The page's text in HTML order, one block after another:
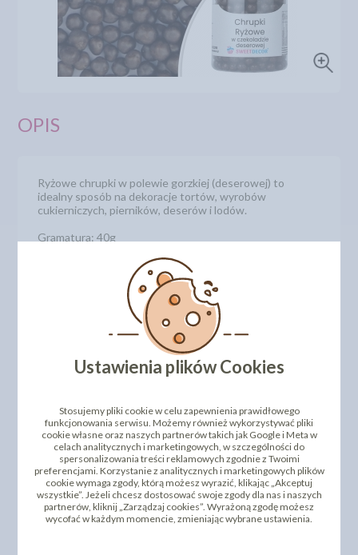
OPIS
Ryżowe chrupki w polewie gorzkiej (deserowej) to
idealny sposób na dekoracje tortów, wyrobów
cukierniczych, pierników, deserów i lodów.
Gramatura: 40g
Kod kreskowy / EAN: 5906742627749
DODAJ SWOJĄ OPINIĘ
PRODUKTY PODOBNE
INNI KLIENCI KUPILI TEŻ
Ustawienia plików Cookies
Stosujemy pliki cookie w celu zapewnienia prawidłowego
funkcjonowania serwisu. Możemy również wykorzystywać pliki
cookie własne oraz naszych partnerów takich jak Google i Meta w
celach analitycznych i marketingowych, w szczególności do
spersonalizowania treści reklamowych zgodnie z Twoimi
preferencjami. Korzystanie z analitycznych i marketingowych plików
cookie wymaga zgody, którą możesz wyrazić, klikając „Akceptuj
wszystkie”. Jeżeli chcesz dostosować swoje zgody dla nas i naszych
partnerów, kliknij „Zarządzaj cookies”. Wyrażoną zgodę możesz
wycofać w każdym momencie, zmieniając wybrane ustawienia.